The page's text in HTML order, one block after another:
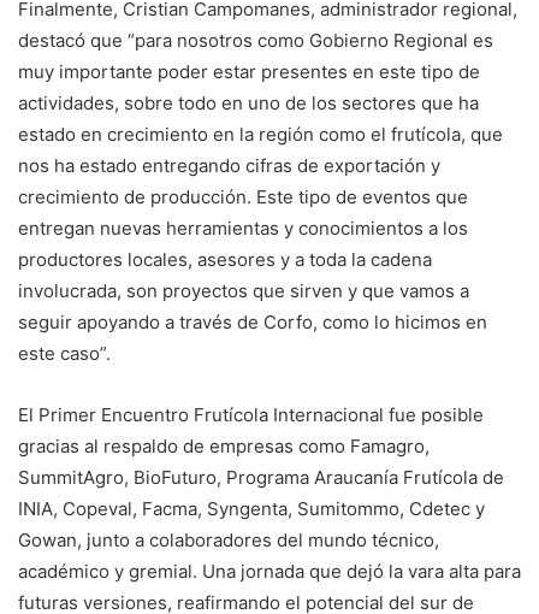
Finalmente, Cristian Campomanes, administrador regional,
destacó que “para nosotros como Gobierno Regional es
muy importante poder estar presentes en este tipo de
actividades, sobre todo en uno de los sectores que ha
estado en crecimiento en la región como el frutícola, que
nos ha estado entregando cifras de exportación y
crecimiento de producción. Este tipo de eventos que
entregan nuevas herramientas y conocimientos a los
productores locales, asesores y a toda la cadena
involucrada, son proyectos que sirven y que vamos a
seguir apoyando a través de Corfo, como lo hicimos en
este caso”.
El Primer Encuentro Frutícola Internacional fue posible
gracias al respaldo de empresas como Famagro,
SummitAgro, BioFuturo, Programa Araucanía Frutícola de
INIA, Copeval, Facma, Syngenta, Sumitommo, Cdetec y
Gowan, junto a colaboradores del mundo técnico,
académico y gremial. Una jornada que dejó la vara alta para
futuras versiones, reafirmando el potencial del sur de